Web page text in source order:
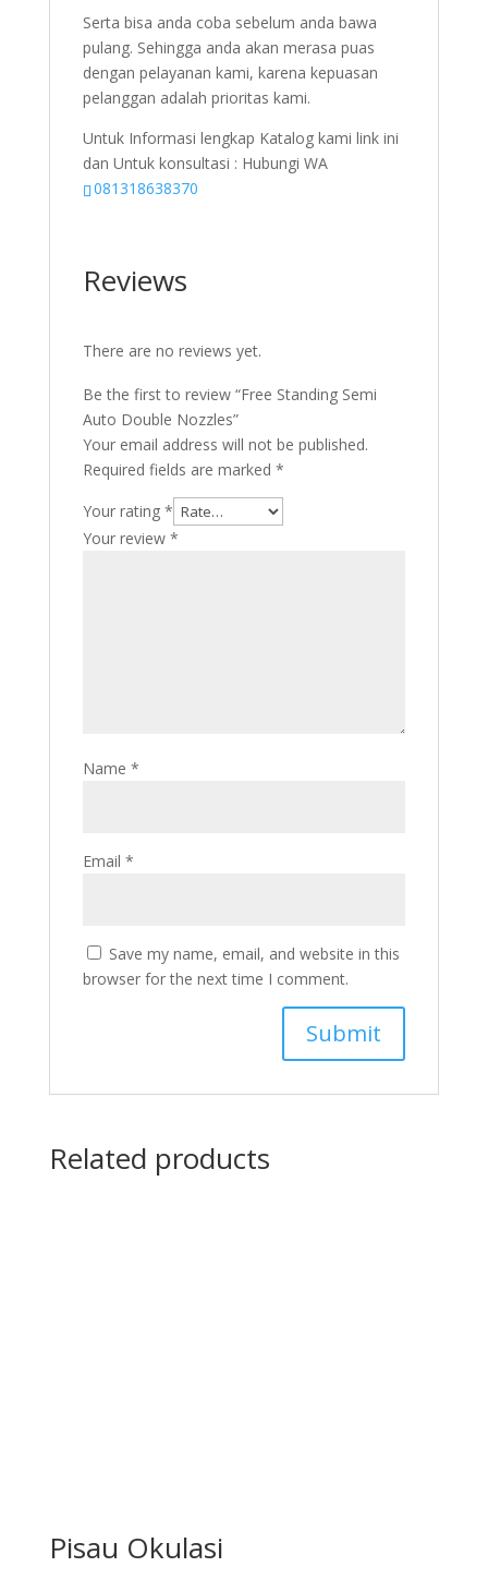
Serta bisa anda coba sebelum anda bawa
pulang. Sehingga anda akan merasa puas
dengan pelayanan kami, karena kepuasan
pelanggan adalah prioritas kami.
Untuk Informasi lengkap Katalog kami link ini
dan Untuk konsultasi : Hubungi WA
081318638370
Reviews
There are no reviews yet.
Be the first to review “Free Standing Semi
Auto Double Nozzles”
Your email address will not be published.
Required fields are marked *
Your rating *
Your review *
Name *
Email *
Save my name, email, and website in this
browser for the next time I comment.
Related products
Pisau Okulasi